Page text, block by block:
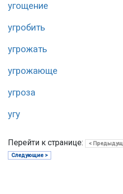
угощение
угробить
угрожать
угрожающе
угроза
угу
Перейти к странице: <
Следующие >